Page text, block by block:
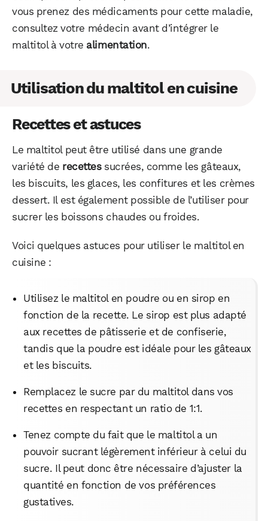
vous prenez des médicaments pour cette maladie,
consultez votre médecin avant d’intégrer le
maltitol à votre alimentation.
Utilisation du maltitol en cuisine
Recettes et astuces
Le maltitol peut être utilisé dans une grande
variété de recettessucrées, comme les gâteaux,
les biscuits, les glaces, les confitures et les crèmes
dessert. Il est également possible de l’utiliser pour
sucrer les boissons chaudes ou froides.
Voici quelques astuces pour utiliser le maltitol en
cuisine :
Utilisez le maltitol en poudre ou en sirop en
fonction de la recette. Le sirop est plus adapté
aux recettes de pâtisserie et de confiserie,
tandis que la poudre est idéale pour les gâteaux
et les biscuits.
Remplacez le sucre par du maltitol dans vos
recettes en respectant un ratio de 1:1.
Tenez compte du fait que le maltitol a un
pouvoir sucrant légèrement inférieur à celui du
sucre. Il peut donc être nécessaire d’ajuster la
quantité en fonction de vos préférences
gustatives.
WhatsApp